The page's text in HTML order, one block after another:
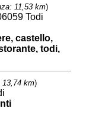
11,53 km)
Todi
castello,
todi,
13,74 km)